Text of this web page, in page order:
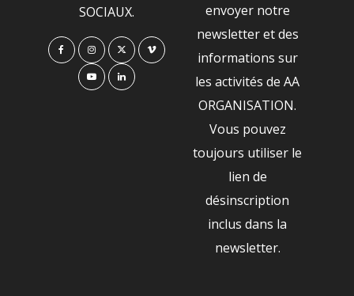
SOCIAUX.
envoyer notre
newsletter et des
informations sur
les activités de AA
ORGANISATION.
Vous pouvez
toujours utiliser le
lien de
désinscription
inclus dans la
newsletter.